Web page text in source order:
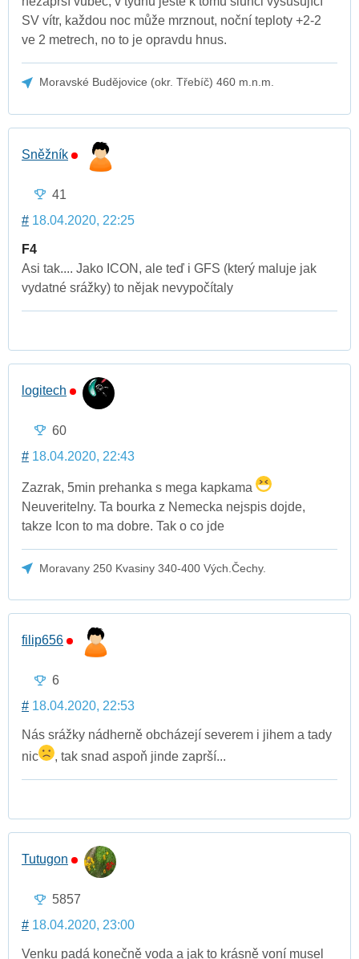
SV vítr, každou noc může mrznout, noční teploty +2-2
ve 2 metrech, no to je opravdu hnus.
Moravské Budějovice (okr. Třebíč) 460 m.n.m.
Sněžník
41
# 18.04.2020, 22:25
F4
Asi tak.... Jako ICON, ale teď i GFS (který maluje jak
vydatné srážky) to nějak nevypočítaly
logitech
60
# 18.04.2020, 22:43
Zazrak, 5min prehanka s mega kapkama
Neuveritelny. Ta bourka z Nemecka nejspis dojde,
takze Icon to ma dobre. Tak o co jde
Moravany 250 Kvasiny 340-400 Vých.Čechy.
filip656
6
# 18.04.2020, 22:53
Nás srážky nádherně obcházejí severem i jihem a tady
nic
, tak snad aspoň jinde zaprší...
Tutugon
5857
# 18.04.2020, 23:00
Venku padá konečně voda a jak to krásně voní musel